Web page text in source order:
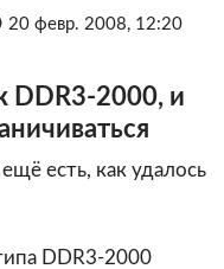
20 февр. 2008, 12:20
DDR3-2000, и
есть, как удалось
DDR3-2000